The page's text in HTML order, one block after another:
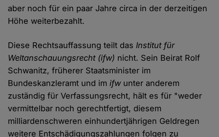
aber noch für ein paar Jahre circa in der derzeitigen
Höhe weiterbezahlt.
Diese Rechtsauffassung teilt dasInstitut für
Weltanschauungsrecht (ifw) nicht. Sein Beirat Rolf
Schwanitz, früherer Staatsminister im
Bundeskanzleramt und imifwunter anderem
zuständig für Verfassungsrecht, hält es für "weder
vermittelbar noch gerechtfertigt, diesem
milliardenschweren einhundertjährigen Geldregen
weitere Entschädigungszahlungen folgen zu